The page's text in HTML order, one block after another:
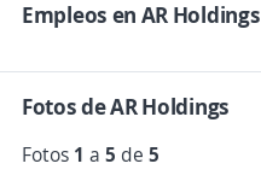
Empleos en AR Holdings
Fotos de AR Holdings
Fotos 1 a 5 de 5